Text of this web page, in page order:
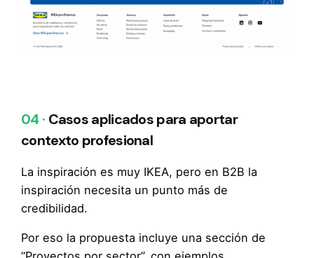
04 · Casos aplicados para aportar
contexto profesional
La inspiración es muy IKEA, pero en B2B la
inspiración necesita un punto más de
credibilidad.
Por eso la propuesta incluye una sección de